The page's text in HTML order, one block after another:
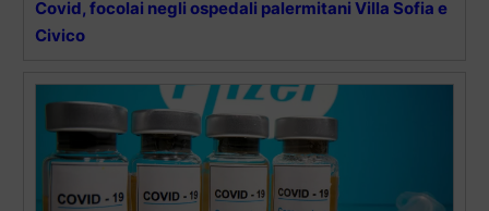
Covid, focolai negli ospedali palermitani Villa Sofia e
Civico